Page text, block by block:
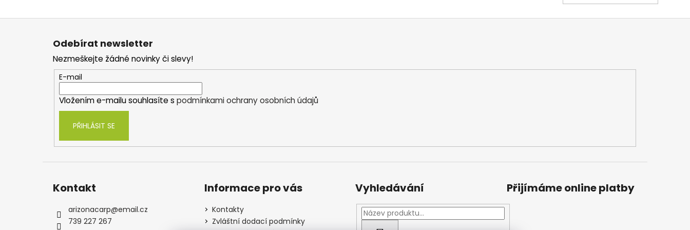
Odebírat newsletter
Nezmeškejte žádné novinky či slevy!
E-mail
Vložením e-mailu souhlasíte s podmínkami ochrany osobních údajů
PŘIHLÁSIT SE
Kontakt
arizonacarp@email.cz
739 227 267
Informace pro vás
Kontakty
Zvláštní dodací podmínky
Vyhledávání Přijímáme online platby